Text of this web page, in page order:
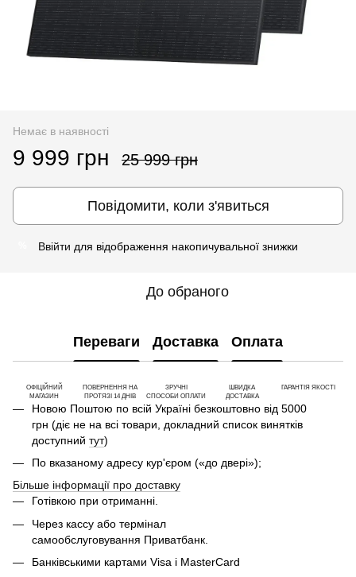
Немає в наявності
9 999 грн 25 999 грн
Повідомити, коли з'явиться
Ввійти для відображення накопичувальної знижки
До обраного
Переваги Доставка Оплата
ОФІЦІЙНИЙ
МАГАЗИН
ПОВЕРНЕННЯ НА
ПРОТЯЗІ 14 ДНІВ
ЗРУЧНІ
СПОСОБИ ОПЛАТИ
ШВИДКА
ДОСТАВКА
ГАРАНТІЯ ЯКОСТІ
Новою Поштою по всій Україні безкоштовно від 5000
грн (діє не на всі товари, докладний список винятків
доступний тут)
По вказаному адресу кур'єром («до двері»);
Більше інформації про доставку
Готівкою при отриманні.
Через кассу або термінал
самообслуговування Приватбанк.
Банківськими картами Visa і MasterCard